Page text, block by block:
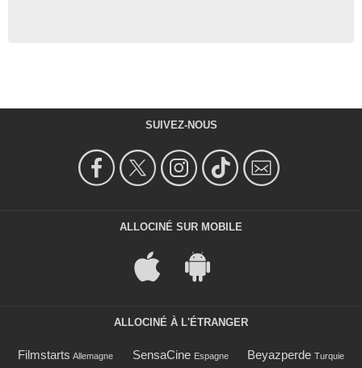
SUIVEZ-NOUS
ALLOCINÉ SUR MOBILE
ALLOCINÉ À L'ÉTRANGER
Filmstarts Allemagne SensaCine Espagne Beyazperde Turquie